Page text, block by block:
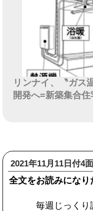
リンナイ、〝ガス
開発へ=新築集合
2021年11月11日付4
全文をお読みにな
毎週じっくり